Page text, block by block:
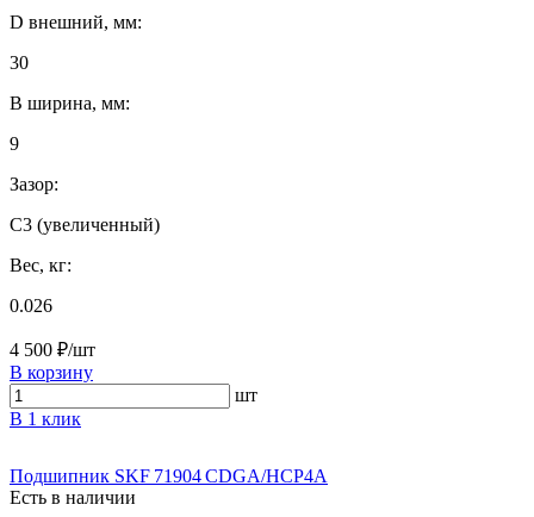
D внешний, мм:
30
B ширина, мм:
9
Зазор:
C3 (увеличенный)
Вес, кг:
0.026
4 500 ₽/шт
В корзину
шт
В 1 клик
Подшипник SKF 71904 CDGA/HCP4A
Есть в наличии